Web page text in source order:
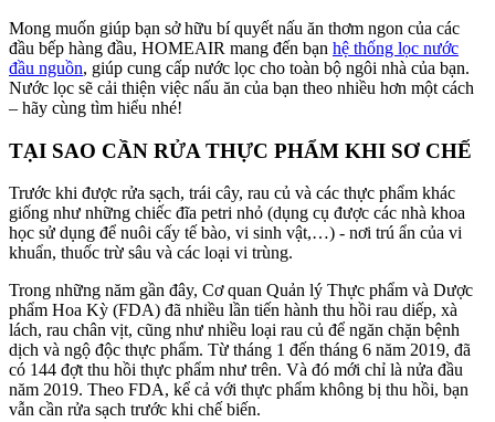
Mong muốn giúp bạn sở hữu bí quyết nấu ăn thơm ngon của các
đầu bếp hàng đầu, HOMEAIR mang đến bạn hệ thống lọc nước
đầu nguồn, giúp cung cấp nước lọc cho toàn bộ ngôi nhà của bạn.
Nước lọc sẽ cải thiện việc nấu ăn của bạn theo nhiều hơn một cách
– hãy cùng tìm hiểu nhé!
TẠI SAO CẦN RỬA THỰC PHẨM KHI SƠ CHẾ
Trước khi được rửa sạch, trái cây, rau củ và các thực phẩm khác
giống như những chiếc đĩa petri nhỏ (dụng cụ được các nhà khoa
học sử dụng để nuôi cấy tế bào, vi sinh vật,…) - nơi trú ẩn của vi
khuẩn, thuốc trừ sâu và các loại vi trùng.
Trong những năm gần đây, Cơ quan Quản lý Thực phẩm và Dược
phẩm Hoa Kỳ (FDA) đã nhiều lần tiến hành thu hồi rau diếp, xà
lách, rau chân vịt, cũng như nhiều loại rau củ để ngăn chặn bệnh
dịch và ngộ độc thực phẩm. Từ tháng 1 đến tháng 6 năm 2019, đã
có 144 đợt thu hồi thực phẩm như trên. Và đó mới chỉ là nửa đầu
năm 2019. Theo FDA, kể cả với thực phẩm không bị thu hồi, bạn
vẫn cần rửa sạch trước khi chế biến.